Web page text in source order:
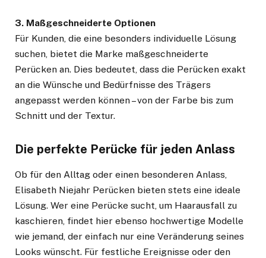
3. Maßgeschneiderte Optionen
Für Kunden, die eine besonders individuelle Lösung
suchen, bietet die Marke maßgeschneiderte
Perücken an. Dies bedeutet, dass die Perücken exakt
an die Wünsche und Bedürfnisse des Trägers
angepasst werden können – von der Farbe bis zum
Schnitt und der Textur.
Die perfekte Perücke für jeden Anlass
Ob für den Alltag oder einen besonderen Anlass,
Elisabeth Niejahr Perücken bieten stets eine ideale
Lösung. Wer eine Perücke sucht, um Haarausfall zu
kaschieren, findet hier ebenso hochwertige Modelle
wie jemand, der einfach nur eine Veränderung seines
Looks wünscht. Für festliche Ereignisse oder den